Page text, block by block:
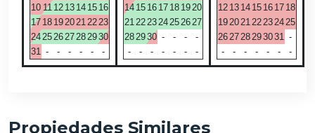
10 11 12 13 14 15 16
17 18 19 20 21 22 23
24 25 26 27 28 2930
31
- - - - - -
14 15 16 17 18 19 20
21 22 23 24 25 26 27
28 2930 - - -
-
-
- - - - - -
12 13 14 15 16 17 18
19 20 21 22 23 24 25
26 27 28 293031
-
-
- - - - - -
Propiedades Similares